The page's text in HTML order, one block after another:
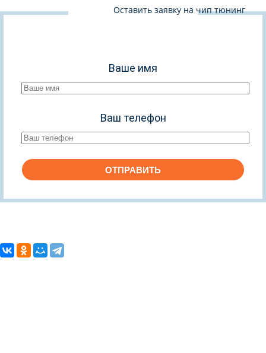
Оставить заявку на чип тюнинг
Ваше имя
Ваш телефон
ОТПРАВИТЬ